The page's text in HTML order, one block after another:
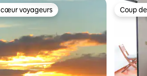
voyageurs
voyageurs Coup
Coup